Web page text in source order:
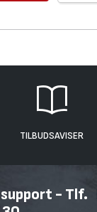
TILBUDSAVISER
- Tlf.